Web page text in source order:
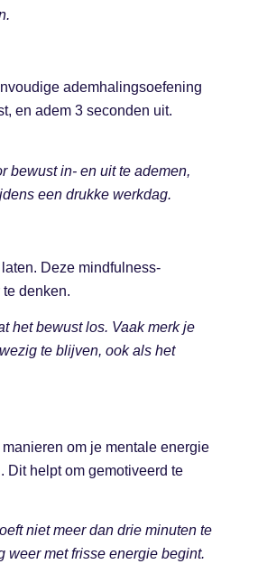
ademhalingsoefening
en adem 3 seconden uit.
bewust in- en uit te ademen,
een drukke werkdag.
Deze mindfulness-
denken.
het bewust los. Vaak merk je
te blijven, ook als het
om je mentale energie
Dit helpt om gemotiveerd te
niet meer dan drie minuten te
weer met frisse energie begint.